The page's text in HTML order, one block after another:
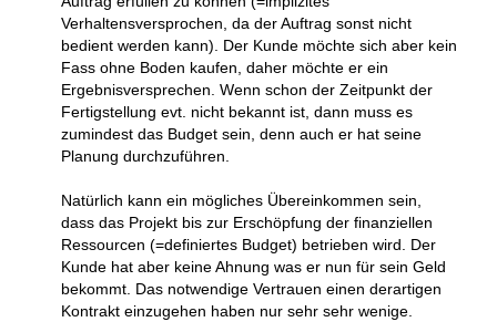
Verhaltensversprochen, da der Auftrag sonst nicht
bedient werden kann). Der Kunde möchte sich aber kein
Fass ohne Boden kaufen, daher möchte er ein
Ergebnisversprechen. Wenn schon der Zeitpunkt der
Fertigstellung evt. nicht bekannt ist, dann muss es
zumindest das Budget sein, denn auch er hat seine
Planung durchzuführen.
Natürlich kann ein mögliches Übereinkommen sein,
dass das Projekt bis zur Erschöpfung der finanziellen
Ressourcen (=definiertes Budget) betrieben wird. Der
Kunde hat aber keine Ahnung was er nun für sein Geld
bekommt. Das notwendige Vertrauen einen derartigen
Kontrakt einzugehen haben nur sehr sehr wenige.